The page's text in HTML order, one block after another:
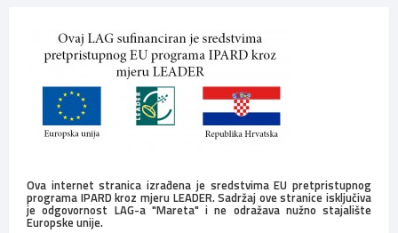
Ova internet stranica izrađena je sredstvima EU pretpristupnog
programa IPARD kroz mjeru LEADER. Sadržaj ove stranice isključiva
je odgovornost LAG-a "Mareta" i ne odražava nužno stajalište
Europske unije.